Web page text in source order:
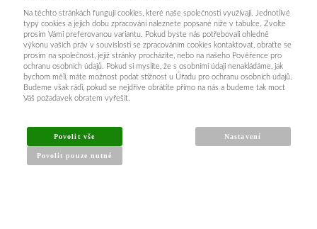
Na těchto stránkách fungují cookies, které naše společnosti využívají. Jednotlivé
typy cookies a jejich dobu zpracování naleznete popsané níže v tabulce. Zvolte
prosím Vámi preferovanou variantu. Pokud byste nás potřebovali ohledně
výkonu vašich práv v souvislosti se zpracováním cookies kontaktovat, obraťte se
prosím na společnost, jejíž stránky procházíte, nebo na našeho Pověřence pro
ochranu osobních údajů. Pokud si myslíte, že s osobními údaji nenakládáme, jak
bychom měli, máte možnost podat stížnost u Úřadu pro ochranu osobních údajů.
Budeme však rádi, pokud se nejdříve obrátíte přímo na nás a budeme tak moct
Váš požadavek obratem vyřešit.
Povolit vše
Povolit pouze nutné
Nastavení